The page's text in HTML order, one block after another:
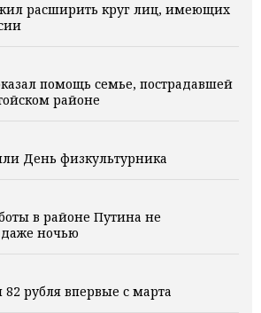
расширить круг лиц, имеющих
помощь семье, пострадавшей
районе
День физкультурника
в районе Путина не
даже ночью
рубля впервые с марта